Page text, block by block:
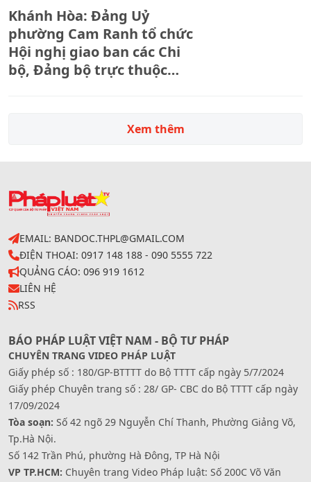
Khánh Hòa: Đảng Uỷ
phường Cam Ranh tổ chức
Hội nghị giao ban các Chi
bộ, Đảng bộ trực thuộc
Xem thêm
EMAIL: BANDOC.THPL@GMAIL.COM
ĐIỆN THOẠI: 0917 148 188 - 090 5555 722
QUẢNG CÁO: 096 919 1612
LIÊN HỆ
RSS
BÁO PHÁP LUẬT VIỆT NAM - BỘ TƯ PHÁP
CHUYÊN TRANG VIDEO PHÁP LUẬT
Giấy phép số : 180/GP-BTTTT do Bộ TTTT cấp ngày 5/7/2024
Giấy phép Chuyên trang số : 28/ GP- CBC do Bộ TTTT cấp ngày
17/09/2024
Tòa soạn: Số 42 ngõ 29 Nguyễn Chí Thanh, Phường Giảng Võ,
Tp.Hà Nội.
Số 142 Trần Phú, phường Hà Đông, TP Hà Nội
VP TP.HCM: Chuyên trang Video Pháp luật: Số 200C Võ Văn